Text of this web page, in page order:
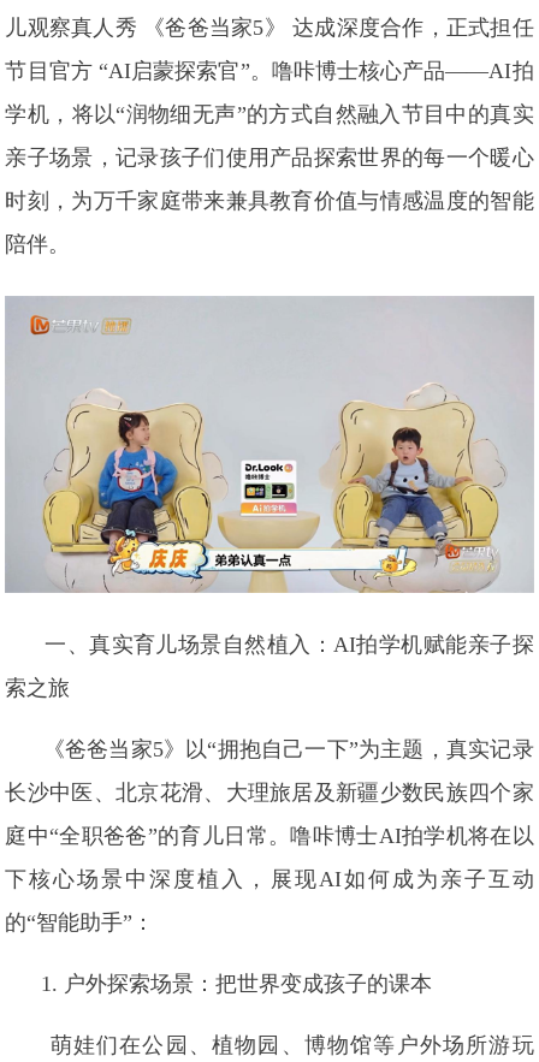
儿观察真人秀 《爸爸当家5》 达成深度合作，正式担任
节目官方 “AI启蒙探索官”。噜咔博士核心产品——AI拍
学机，将以“润物细无声”的方式自然融入节目中的真实
亲子场景，记录孩子们使用产品探索世界的每一个暖心
时刻，为万千家庭带来兼具教育价值与情感温度的智能
陪伴。
一、真实育儿场景自然植入：AI拍学机赋能亲子探
索之旅
《爸爸当家5》以“拥抱自己一下”为主题，真实记录
长沙中医、北京花滑、大理旅居及新疆少数民族四个家
庭中“全职爸爸”的育儿日常。噜咔博士AI拍学机将在以
下核心场景中深度植入，展现AI如何成为亲子互动
的“智能助手”：
1. 户外探索场景：把世界变成孩子的课本
萌娃们在公园、植物园、博物馆等户外场所游玩